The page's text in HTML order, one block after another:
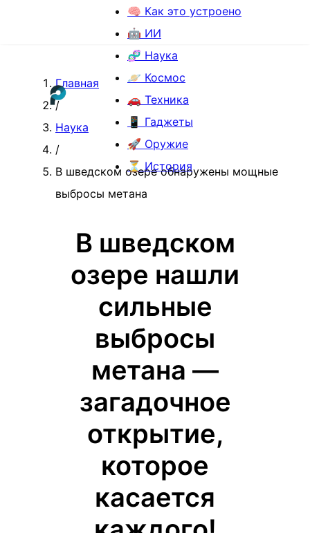
🧠 Как это устроено
🤖 ИИ
🧬 Наука
🪐 Космос
🚗 Техника
📱 Гаджеты
🚀 Оружие
⏳ История
Главная
/
Наука
/
В шведском озере обнаружены мощные
выбросы метана
В шведском
озере нашли
сильные
выбросы
метана —
загадочное
открытие,
которое
касается